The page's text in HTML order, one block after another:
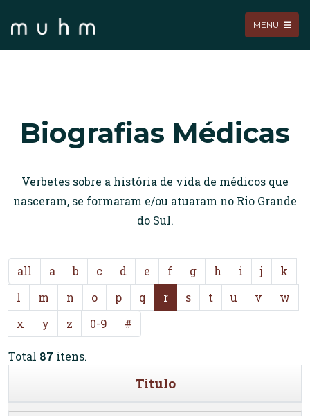
MENU
Biografias Médicas
Verbetes sobre a história de vida de médicos que
nasceram, se formaram e/ou atuaram no Rio Grande
do Sul.
all a b c d e f g h i j
k
l
m n o p q r s t u v
w
x
y z 0-9 #
Total 87 itens.
Titulo